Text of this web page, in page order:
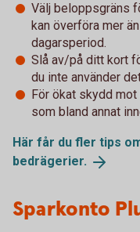
Välj beloppsgräns
kan överföra mer
dagarsperiod.
Slå av/på ditt kort
du inte använder
För ökat skydd
som bland annat
Här får du fler tips
bedrägerier.
Sparkonto